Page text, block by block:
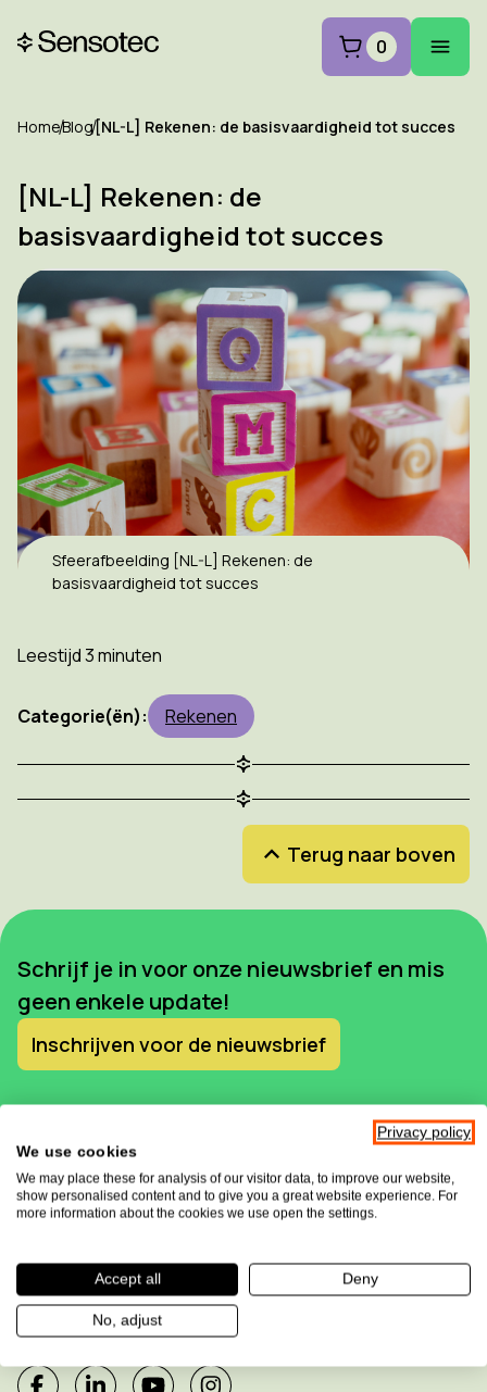
0
HomeBlog[NL-L] Rekenen: de basisvaardigheid tot succes
[NL-L] Rekenen: de
basisvaardigheid tot succes
Sfeerafbeelding [NL-L] Rekenen: de
basisvaardigheid tot succes
Leestijd 3 minuten
Categorie(ën): Rekenen
Terug naar boven
Schrijf je in voor onze nieuwsbrief en mis
geen enkele update!
Inschrijven voor de nieuwsbrief
Sensotec maakt deel uit van de
Allkind Group
Privacy policy
We use cookies
We may place these for analysis of our visitor data, to improve our website,
show personalised content and to give you a great website experience. For
more information about the cookies we use open the settings.
Accept all Deny
No, adjust